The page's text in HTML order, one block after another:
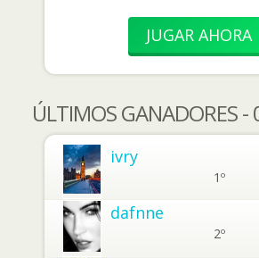
JUGAR AHORA
ÚLTIMOS GANADORES
ivry
1º
dafnne
2º